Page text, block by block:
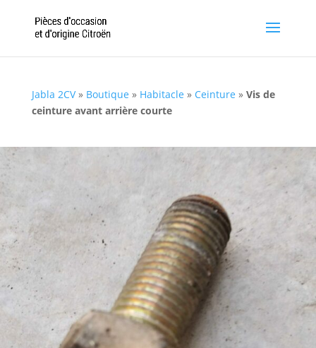
Jabla 2CV» Boutique » Habitacle » Ceinture » Vis de
ceinture avant arrière courte